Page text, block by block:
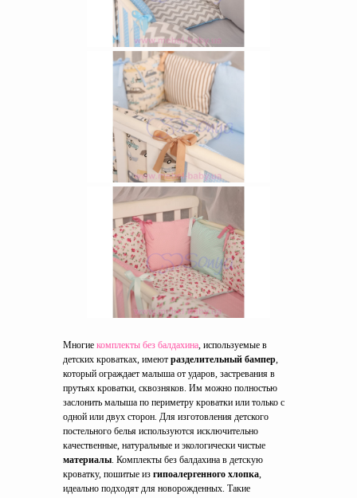
Многие комплекты без балдахина, используемые в
детских кроватках, имеют разделительный бампер,
который ограждает малыша от ударов, застревания в
прутьях кроватки, сквозняков. Им можно полностью
заслонить малыша по периметру кроватки или только с
одной или двух сторон. Для изготовления детского
постельного белья используются исключительно
качественные, натуральные и экологически чистые
материалы. Комплекты без балдахина в детскую
кроватку, пошитые из гипоалергенного хлопка,
идеально подходят для новорожденных. Такие